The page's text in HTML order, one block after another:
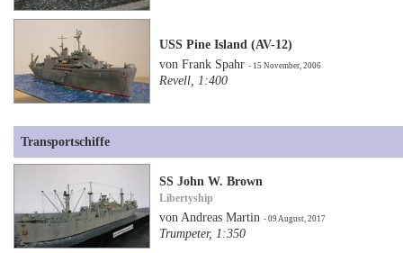
USS Pine Island (AV-12)
von Frank Spahr- 15 November, 2006
Revell, 1:400
Transportschiffe
SS John W. Brown
Libertyship
von Andreas Martin- 09 August, 2017
Trumpeter, 1:350